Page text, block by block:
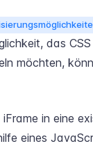
das
möchten,
in eine
eines